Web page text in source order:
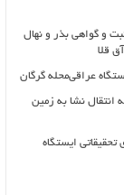
و گواهی بذر و نهال
قلا
عراقی‌محله گرگان
انتقال نشا به زمین
تحقیقاتی ایستگاه